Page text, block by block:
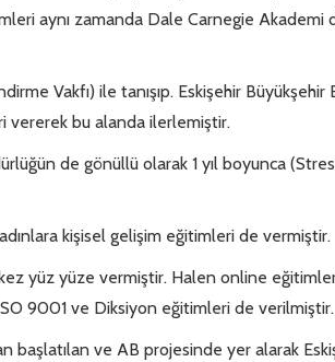
aynı zamanda Dale Carnegie
Vakfı) ile tanışıp. Eskişehir
vererek bu alanda ilerlemiştir.
de gönüllü olarak 1 yıl boyunca
kişisel gelişim eğitimleri de vermiştir.
kez yüz yüze vermiştir. Halen online
9001 ve Diksiyon eğitimleri de verilmiştir.
başlatılan ve AB projesinde yer alarak